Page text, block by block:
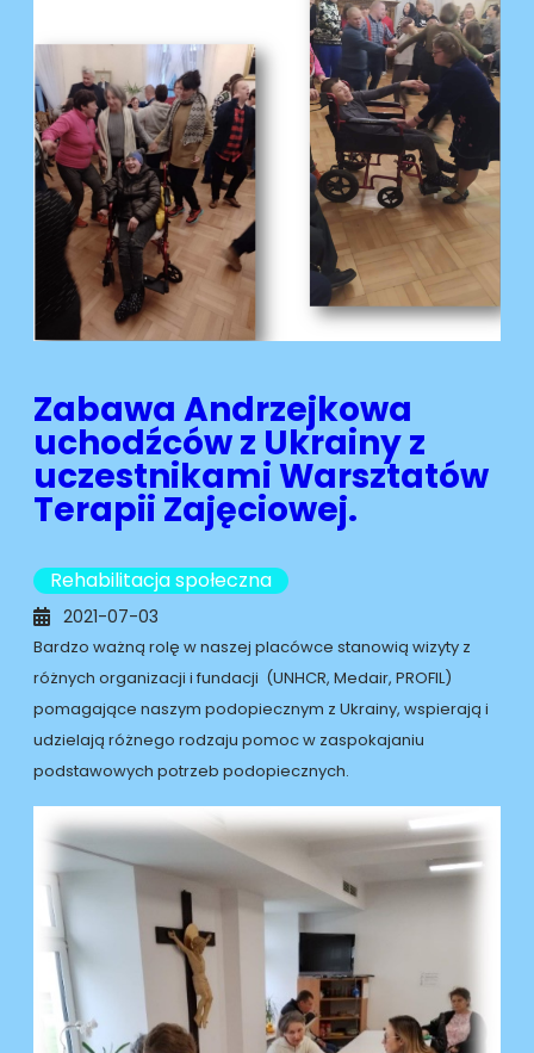
Zabawa Andrzejkowa
uchodźców z Ukrainy z
uczestnikami Warsztatów
Terapii Zajęciowej.
Rehabilitacja społeczna
2021-07-03
Bardzo ważną rolę w naszej placówce stanowią wizyty z
różnych organizacji i fundacji (UNHCR, Medair, PROFIL)
pomagające naszym podopiecznym z Ukrainy, wspierają i
udzielają różnego rodzaju pomoc w zaspokajaniu
podstawowych potrzeb podopiecznych.